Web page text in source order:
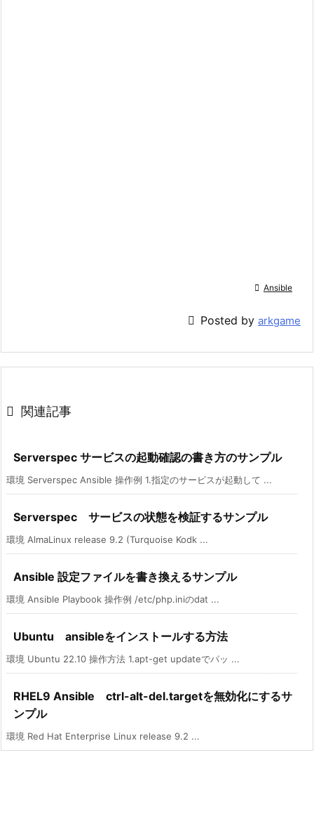
 Ansible
 Posted by arkgame
 関連記事
Serverspec サービスの起動確認の書き方のサンプル
環境 Serverspec Ansible 操作例 1.指定のサービスが起動して ...
Serverspec サービスの状態を検証するサンプル
環境 AlmaLinux release 9.2 (Turquoise Kodk ...
Ansible 設定ファイルを書き換えるサンプル
環境 Ansible Playbook 操作例 /etc/php.iniのdat ...
Ubuntu ansibleをインストールする方法
環境 Ubuntu 22.10 操作方法 1.apt-get updateでパッ ...
RHEL9 Ansible ctrl-alt-del.targetを無効化にするサ
ンプル
環境 Red Hat Enterprise Linux release 9.2 ...